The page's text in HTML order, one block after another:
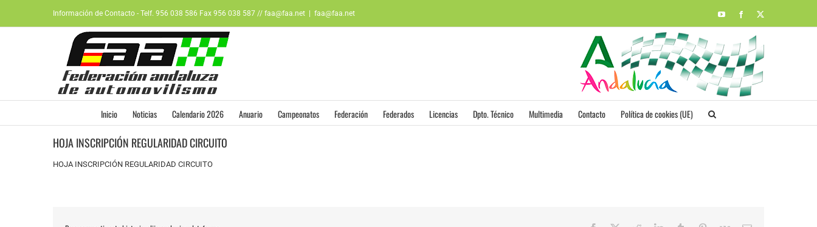
contenido
Información de Contacto - Telf. 956 038 586 Fax 956 038 587 // faa@faa.net faa@faa.net YouTubeFacebook
Inicio Noticias Calendario 2026 Anuario Campeonatos Federación Federados Licencias Dpto. Técnico Multimedia Contacto Política de cookies (UE)
HOJA INSCRIPCIÓN REGULARIDAD CIRCUITO
HOJA INSCRIPCIÓN REGULARIDAD CIRCUITO